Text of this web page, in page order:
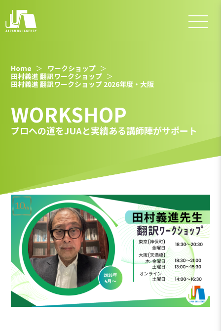
Home
ワークショップ
田村義進 翻訳ワークショップ
田村義進 翻訳ワークショップ 2026年度・大阪
WORKSHOP
プロへの道をJUAと実績ある講師陣がサポート